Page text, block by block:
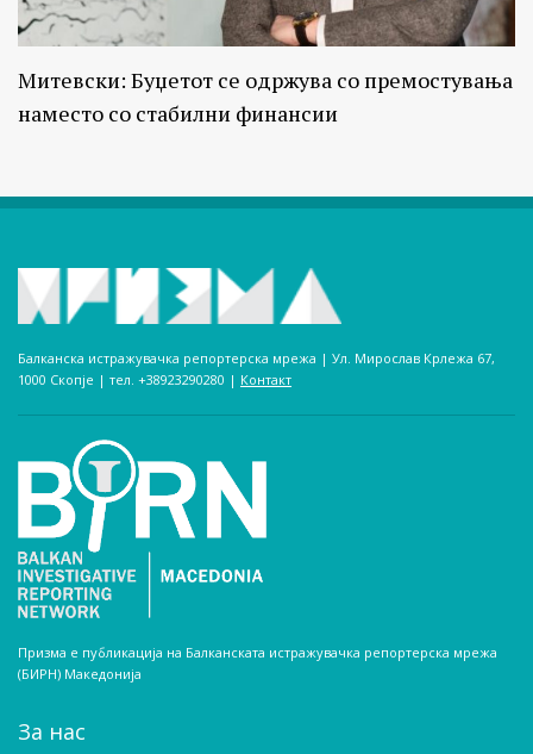
Митевски: Буџетот се одржува со премостувања
наместо со стабилни финансии
Балканска истражувачка репортерска мрежа | Ул. Мирослав Крлежа 67,
1000 Скопје | тел. +38923290280­ | Контакт
Призма е публикација на Балканската истражувачка репортерска мрежа
(БИРН) Македонија
За нас